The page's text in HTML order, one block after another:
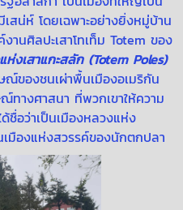
น่ห์ โดยเฉพาะอย่างยิ่งหมู่บ้าน
านศิลปะเสาโทเท็ม Totem ของ
งเสาแกะสลัก (Totem Poles)
องชนเผ่าพื้นเมืองอเมริกัน
างศาสนา ที่พวกเขาให้ความ
ชื่อว่าเป็นเมืองหลวงแห่ง
มืองแห่งสวรรค์ของนักตกปลา